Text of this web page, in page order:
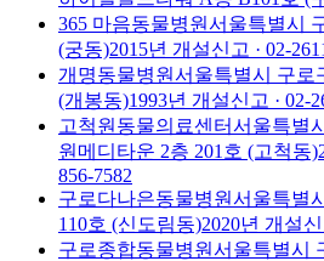
365 마음동물병원서울특별시
(궁동)2015년 개설신고 · 02-
개명동물병원서울특별시 구로
(개봉동)1993년 개설신고 · 02-
고척원동물의료센터서울특별
원메디타운 2층 201호 (고척동)
856-7582
구로다나은동물병원서울특별
110호 (신도림동)2020년 개설
구로종합동물병원서울특별시